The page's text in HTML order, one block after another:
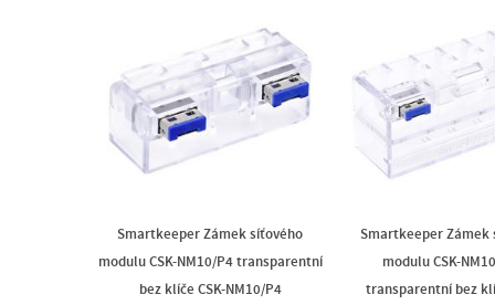
Smartkeeper Zámek síťového
modulu CSK-NM10/P4 transparentní
bez klíče CSK-NM10/P4
Smartkeeper Zámek
modulu CSK-
transparentní bez